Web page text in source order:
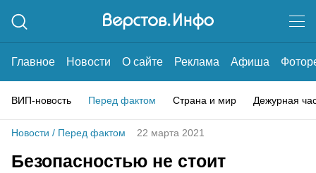
Главное Новости О сайте Реклама Афиша
ВИП-новость Перед фактом Страна и мир Дежурная
Новости / Перед фактом 22 марта 2021
Безопасностью не стоит